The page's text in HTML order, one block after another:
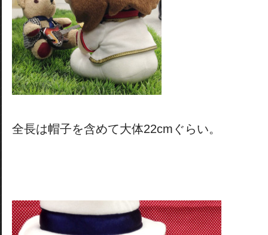
全長は帽子を含めて大体22cmぐらい。